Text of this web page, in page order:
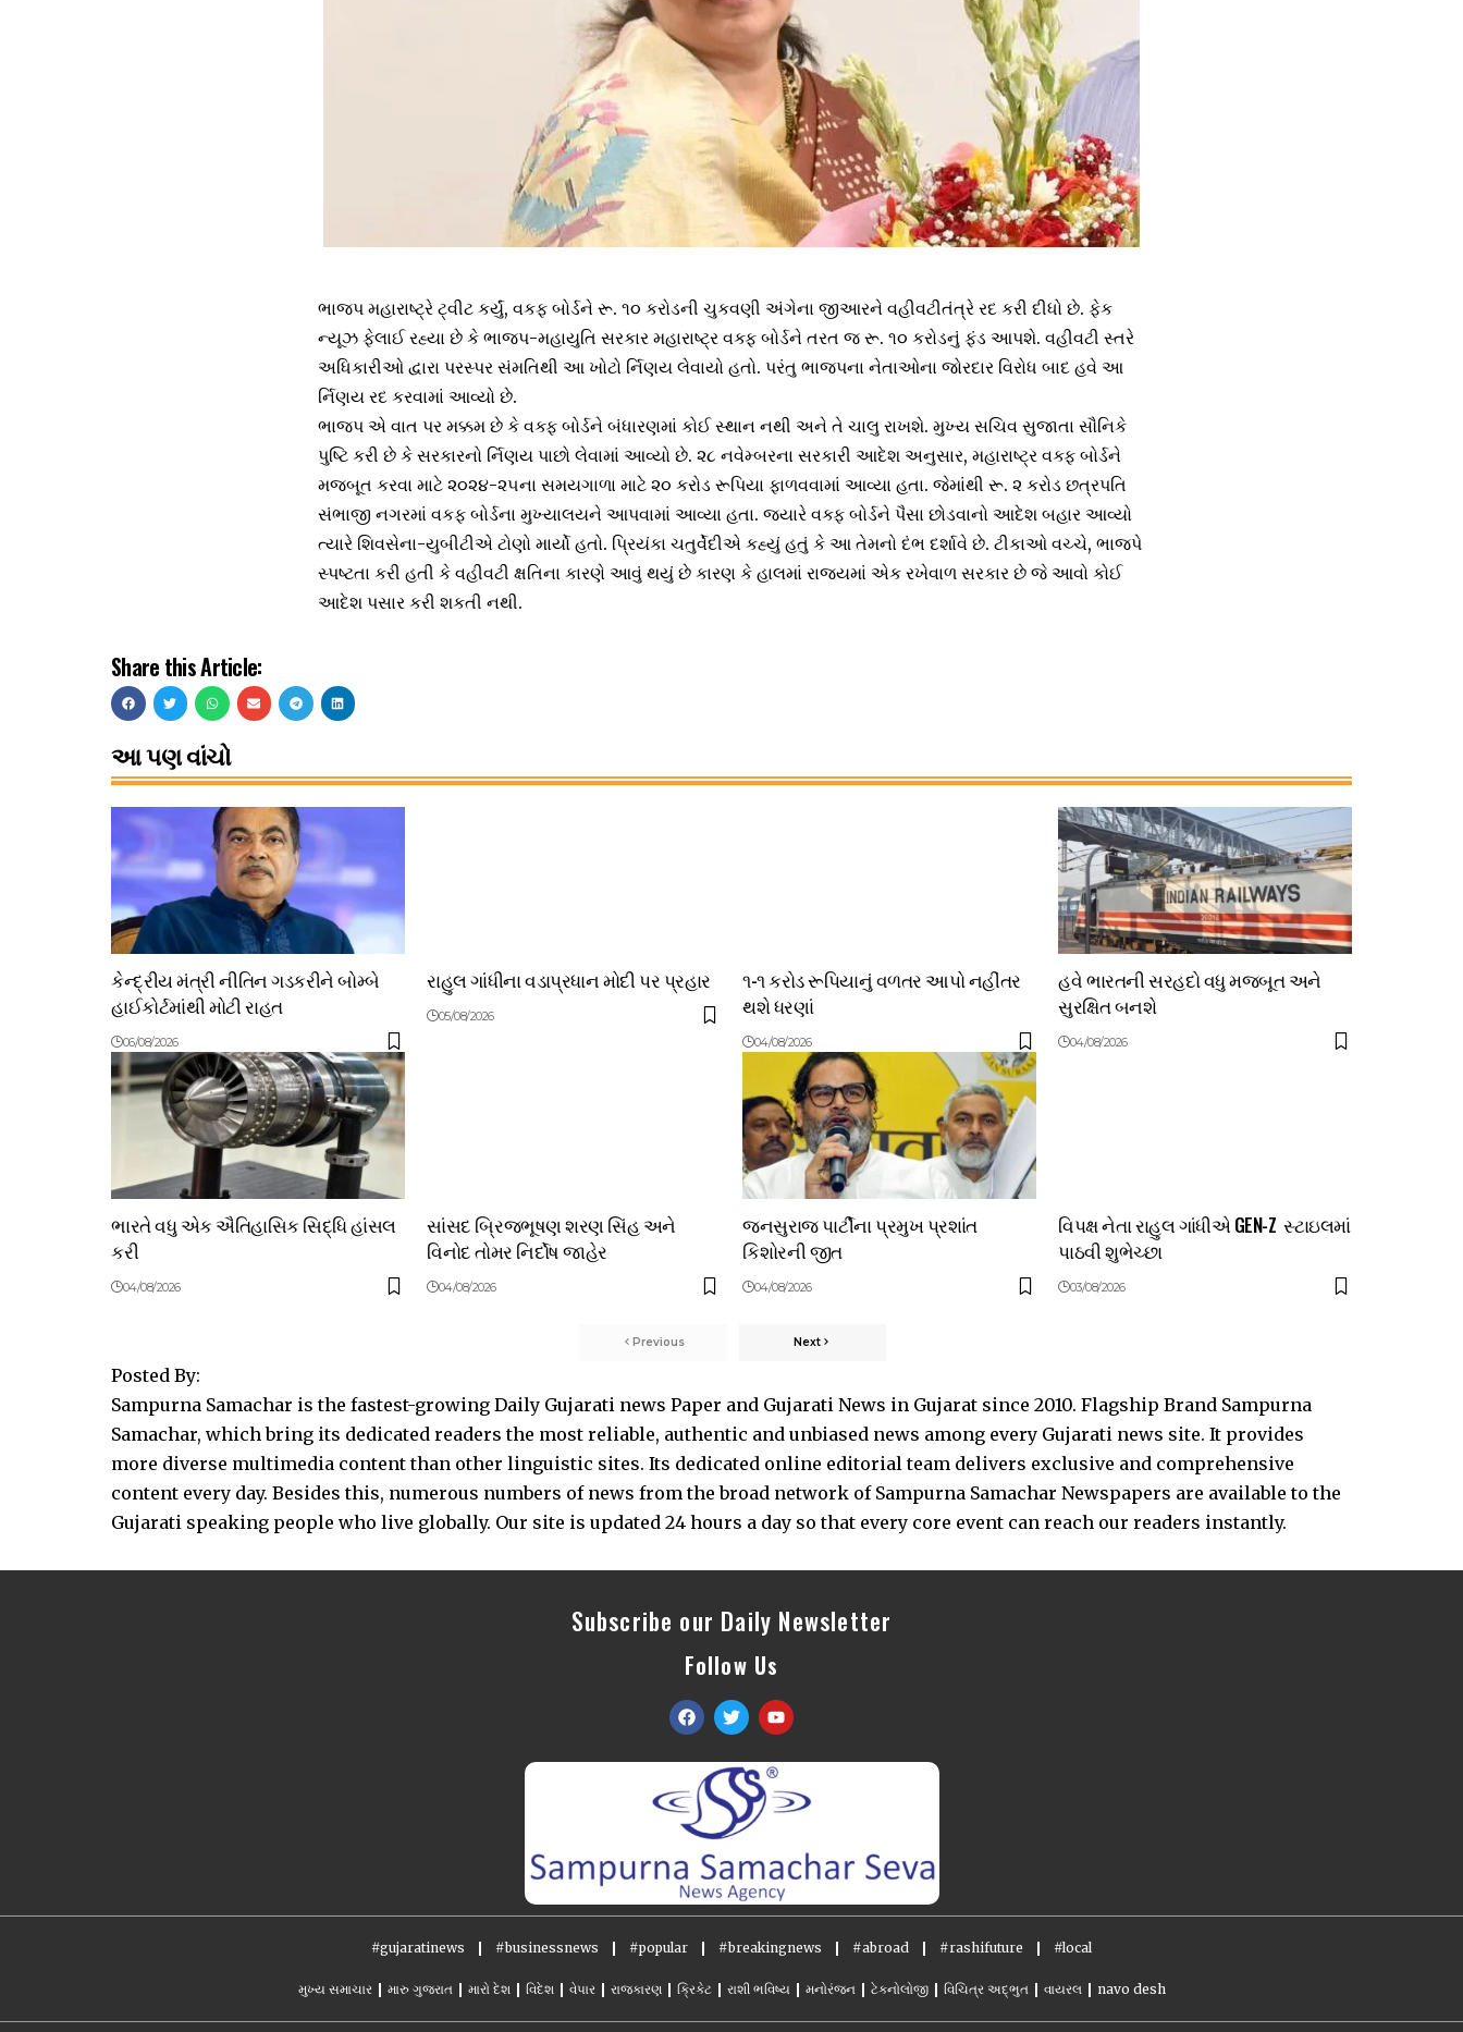
ભાજપ મહારાષ્ટ્રે ટ્‌વીટ કર્યું, વકફ બોર્ડને રૂ. ૧૦ કરોડની ચુકવણી અંગેના જીઆરને વહીવટીતંત્રે રદ કરી દીધો છે. ફેક
ન્યૂઝ ફેલાઈ રહ્યા છે કે ભાજપ-મહાયુતિ સરકાર મહારાષ્ટ્ર વક્ફ બોર્ડને તરત જ રૂ. ૧૦ કરોડનું ફંડ આપશે. વહીવટી સ્તરે
અધિકારીઓ દ્વારા પરસ્પર સંમતિથી આ ખોટો ર્નિણય લેવાયો હતો. પરંતુ ભાજપના નેતાઓના જોરદાર વિરોધ બાદ હવે આ
ર્નિણય રદ કરવામાં આવ્યો છે.
ભાજપ એ વાત પર મક્કમ છે કે વક્ફ બોર્ડને બંધારણમાં કોઈ સ્થાન નથી અને તે ચાલુ રાખશે. મુખ્ય સચિવ સુજાતા સૌનિકે
પુષ્ટિ કરી છે કે સરકારનો ર્નિણય પાછો લેવામાં આવ્યો છે. ૨૮ નવેમ્બરના સરકારી આદેશ અનુસાર, મહારાષ્ટ્ર વક્ફ બોર્ડને
મજબૂત કરવા માટે ૨૦૨૪-૨૫ના સમયગાળા માટે ૨૦ કરોડ રૂપિયા ફાળવવામાં આવ્યા હતા. જેમાંથી રૂ. ૨ કરોડ છત્રપતિ
સંભાજી નગરમાં વકફ બોર્ડના મુખ્યાલયને આપવામાં આવ્યા હતા. જ્યારે વક્ફ બોર્ડને પૈસા છોડવાનો આદેશ બહાર આવ્યો
ત્યારે શિવસેના-યુબીટીએ ટોણો માર્યો હતો. પ્રિયંકા ચતુર્વેદીએ કહ્યું હતું કે આ તેમનો દંભ દર્શાવે છે. ટીકાઓ વચ્ચે, ભાજપે
સ્પષ્ટતા કરી હતી કે વહીવટી ક્ષતિના કારણે આવું થયું છે કારણ કે હાલમાં રાજ્યમાં એક રખેવાળ સરકાર છે જે આવો કોઈ
આદેશ પસાર કરી શકતી નથી.
Share this Article:
આ પણ વાંચો
કેન્દ્રીય મંત્રી નીતિન ગડકરીને બોમ્બે
હાઈકોર્ટમાંથી મોટી રાહત
06/08/2026
રાહુલ ગાંધીના વડાપ્રધાન મોદી પર પ્રહાર
05/08/2026
૧-૧ કરોડ રૂપિયાનું વળતર આપો નહીંતર
થશે ધરણાં
04/08/2026
હવે ભારતની સરહદો વધુ મજબૂત અને
સુરક્ષિત બનશે
04/08/2026
ભારતે વધુ એક ઐતિહાસિક સિદ્ધિ હાંસલ
કરી
04/08/2026
સાંસદ બ્રિજભૂષણ શરણ સિંહ અને
વિનોદ તોમર નિર્દોષ જાહેર
04/08/2026
જનસુરાજ પાર્ટીના પ્રમુખ પ્રશાંત
કિશોરની જીત
04/08/2026
વિપક્ષ નેતા રાહુલ ગાંધીએ GEN-Z સ્ટાઇલમાં
પાઠવી શુભેચ્છા
03/08/2026
Previous Next
Posted By:
Sampurna Samachar is the fastest-growing Daily Gujarati news Paper and Gujarati News in Gujarat since 2010. Flagship Brand Sampurna
Samachar, which bring its dedicated readers the most reliable, authentic and unbiased news among every Gujarati news site. It provides
more diverse multimedia content than other linguistic sites. Its dedicated online editorial team delivers exclusive and comprehensive
content every day. Besides this, numerous numbers of news from the broad network of Sampurna Samachar Newspapers are available to the
Gujarati speaking people who live globally. Our site is updated 24 hours a day so that every core event can reach our readers instantly.
Subscribe our Daily Newsletter
Follow Us
#gujaratinews #businessnews #popular #breakingnews #abroad #rashifuture #local
મુખ્ય સમાચાર મારુ ગુજરાત મારો દેશ વિદેશ વેપાર રાજકારણ ક્રિકેટ રાશી ભવિષ્ય મનોરંજન ટેકનોલોજી વિચિત્ર અદ્ભુત વાયરલ navo desh